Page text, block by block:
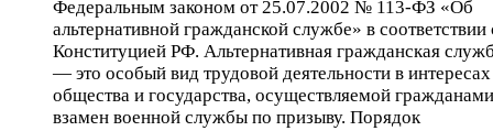
Федеральным законом от 25.07.2002 № 113-ФЗ «Об
альтернативной гражданской службе» в соответствии
Конституцией РФ. Альтернативная гражданская
— это особый вид трудовой деятельности в интересах
общества и государства, осуществляемой гражданами
взамен военной службы по призыву. Порядок